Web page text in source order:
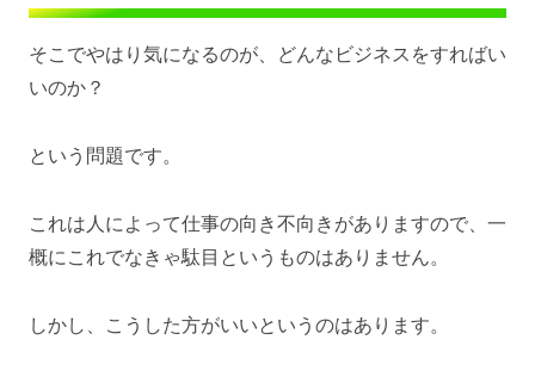
そこでやはり気になるのが、どんなビジネスをすればい
いのか？
という問題です。
これは人によって仕事の向き不向きがありますので、一
概にこれでなきゃ駄目というものはありません。
しかし、こうした方がいいというのはあります。